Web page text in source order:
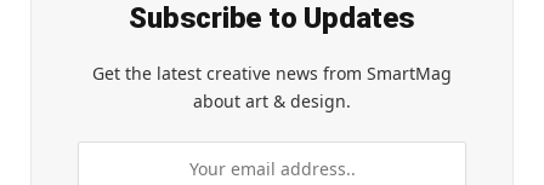
Subscribe to Updates
Get the latest creative news from SmartMag
about art & design.